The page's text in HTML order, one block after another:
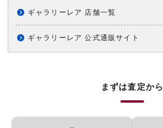
ギャラリーレア 店舗一覧
ギャラリーレア 公式通販サイト
まずは査定から